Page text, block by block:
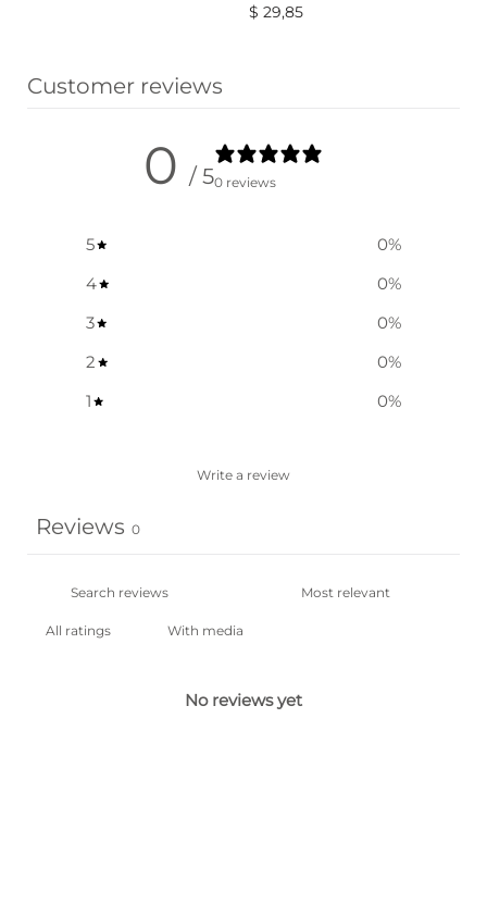
$ 29,85
Customer reviews
0 / 50 reviews
5 0%
4
0%
3
0%
2
0%
1
0%
Write a review
Reviews 0
With media
No reviews yet